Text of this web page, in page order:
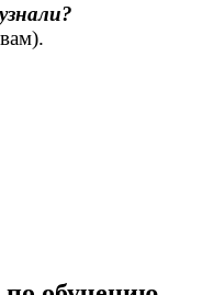
узнали?